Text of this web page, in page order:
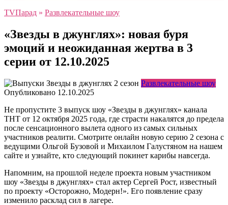
TVПарад » Развлекательные шоу
«Звезды в джунглях»: новая буря
эмоций и неожиданная жертва в 3
серии от 12.10.2025
Развлекательные шоу
Опубликовано 12.10.2025
Не пропустите 3 выпуск шоу «Звезды в джунглях» канала
ТНТ от 12 октября 2025 года, где страсти накалятся до предела
после сенсационного вылета одного из самых сильных
участников реалити. Смотрите онлайн новую серию 2 сезона с
ведущими Ольгой Бузовой и Михаилом Галустяном на нашем
сайте и узнайте, кто следующий покинет карибы навсегда.
Напомним, на прошлой неделе проекта новым участником
шоу «Звезды в джунглях» стал актер Сергей Рост, известный
по проекту «Осторожно, Модерн!». Его появление сразу
изменило расклад сил в лагере.